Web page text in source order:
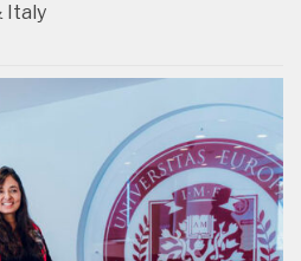
Italy